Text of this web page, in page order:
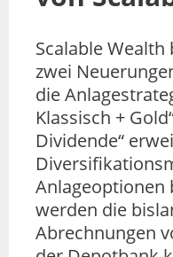
Scalable
zwei
die
Klassisch +
Dividende“
Anlageoptionen
werden die
Abrechnungen